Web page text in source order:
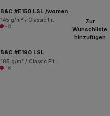
B&C #E150 LSL /women
145 g/m² / Classic Fit
+8
Zur
Wunschliste
hinzufügen
B&C #E190 LSL
185 g/m² / Classic Fit
+6